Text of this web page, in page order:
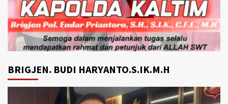
BRIGJEN. BUDI HARYANTO.S.IK.M.H